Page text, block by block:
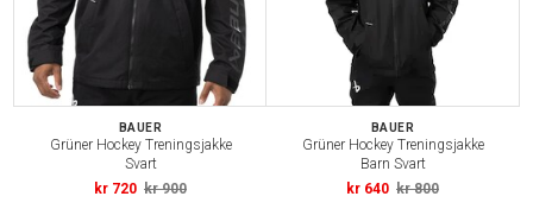
BAUER
Grüner Hockey Treningsjakke
Svart
kr 720 kr 900
BAUER
Grüner Hockey Treningsjakke
Barn Svart
kr 640 kr 800